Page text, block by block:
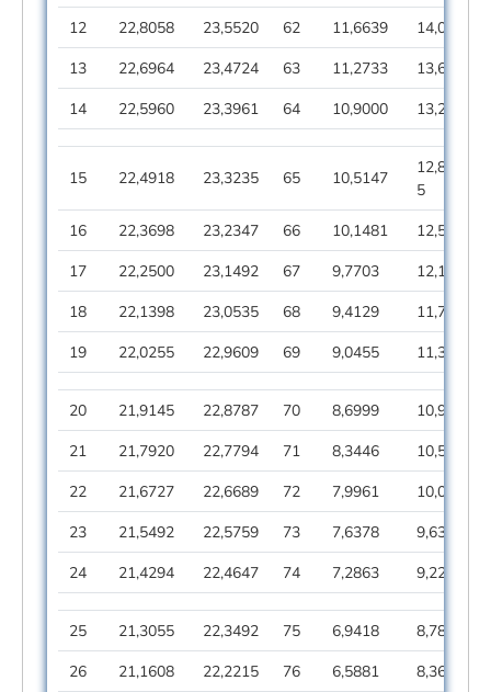
12
22,8058 23,5520 62 11,6639
14,0239
13
22,6964 23,4724 63 11,2733
13,6449
14
22,5960 23,3961 64 10,9000 13,2929
15 22,4918 23,3235 65 10,5147
12,887
5
16
22,3698 23,2347 66 10,1481
12,5239
17
22,2500 23,1492 67 9,7703
12,1333
18
22,1398 23,0535 68 9,4129
11,7151
19
22,0255 22,9609 69 9,0455 11,3117
20 21,9145 22,8787 70 8,6999
10,9095
21
21,7920 22,7794 71 8,3446
10,5101
22
21,6727 22,6689 72 7,9961
10,0815
23
21,5492 22,5759 73 7,6378
9,6387
24
21,4294 22,4647 74 7,2863 9,2284
25 21,3055 22,3492 75 6,9418
8,7893
26
21,1608 22,2215 76 6,5881
8,3686